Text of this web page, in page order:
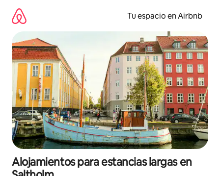
contenido
Tu espacio en Airbnb
Alojamientos para estancias largas en